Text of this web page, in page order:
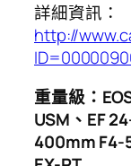
詳細資訊：
http://
重量級：
USM、EF
400mm F4-